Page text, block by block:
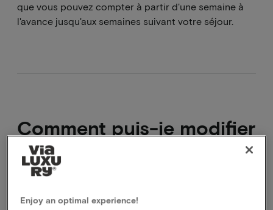
que vous pouvez compter à partir d'une semaine à
l'avance jusqu'aux semaines suivant votre séjour.
Comment puis-je modifier
la date de ma réservation
?
Enjoy an optimal experience!